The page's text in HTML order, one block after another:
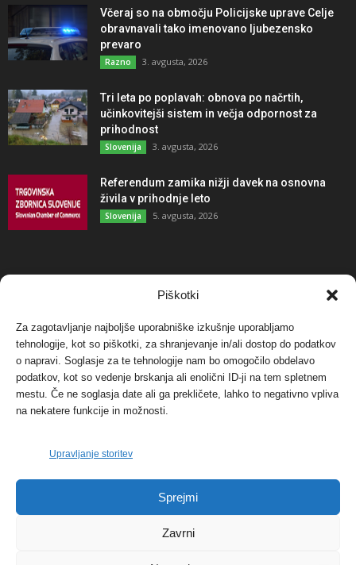
Piškotki
Za zagotavljanje najboljše uporabniške izkušnje uporabljamo
tehnologije, kot so piškotki, za shranjevanje in/ali dostop do podatkov
o napravi. Soglasje za te tehnologije nam bo omogočilo obdelavo
podatkov, kot so vedenje brskanja ali enolični ID-ji na tem spletnem
mestu. Če ne soglasja date ali ga prekličete, lahko to negativno vpliva
na nekatere funkcije in možnosti.
Upravljanje storitev
Sprejmi
Zavrni
Včeraj so na območju Policijske uprave Celje
obravnavali tako imenovano ljubezensko
prevaro
Razno 3. avgusta, 2026
Tri leta po poplavah: obnova po načrtih,
učinkovitejši sistem in večja odpornost za
prihodnost
Slovenija 3. avgusta, 2026
Referendum zamika nižji davek na osnovna
živila v prihodnje leto
Slovenija 5. avgusta, 2026
NAJBOLJ KOMENTIRANO
Protest proti vetrnim elektrarnam na Ojstrici, v
svetu pa vedno bolj...
Dogodki 12. maja, 2017
Tožilstvo v Celovcu v korist elektrarnam
Verbund
FOTO: Razstava cvetličarskega mojstra Andreja
Dogodki 27. novembra, 2017